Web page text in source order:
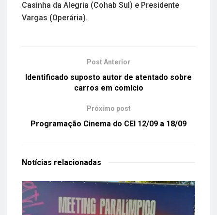
Casinha da Alegria (Cohab Sul) e Presidente
Vargas (Operária).
Post Anterior
Identificado suposto autor de atentado sobre
carros em comício
Próximo post
Programação Cinema do CEI 12/09 a 18/09
Notícias relacionadas